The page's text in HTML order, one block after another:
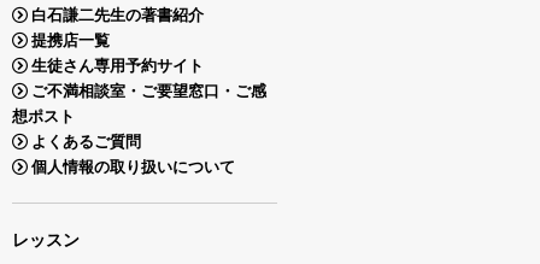
白石謙二先生の著書紹介
提携店一覧
生徒さん専用予約サイト
ご不満相談室・ご要望窓口・ご感
想ポスト
よくあるご質問
個人情報の取り扱いについて
レッスン